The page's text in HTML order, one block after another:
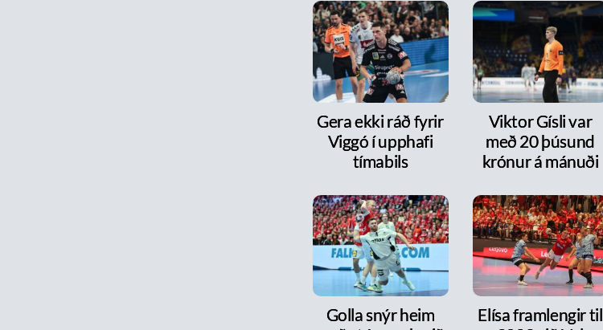
Gera ekki ráð fyrir
Viggó í upphafi
tímabils
Viktor Gísli var
með 20 þúsund
krónur á mánuði
Golla snýr heim
Elísa framlengir til